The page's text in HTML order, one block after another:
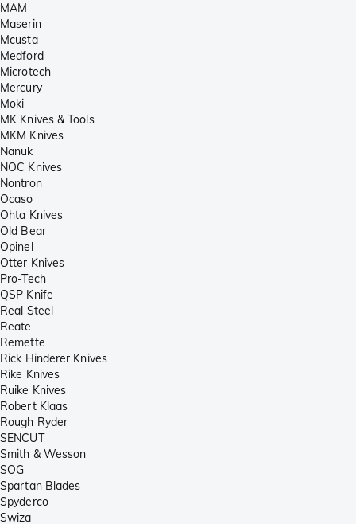
MAM
Maserin
Mcusta
Medford
Microtech
Mercury
Moki
MK Knives & Tools
MKM Knives
Nanuk
NOC Knives
Nontron
Ocaso
Ohta Knives
Old Bear
Opinel
Otter Knives
Pro-Tech
QSP Knife
Real Steel
Reate
Remette
Rick Hinderer Knives
Rike Knives
Ruike Knives
Robert Klaas
Rough Ryder
SENCUT
Smith & Wesson
SOG
Spartan Blades
Spyderco
Swiza